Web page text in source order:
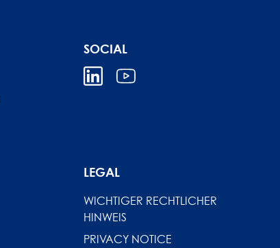
LEGAL
WICHTIGER RECHTLICHER
HINWEIS
PRIVACY NOTICE
SOCIAL